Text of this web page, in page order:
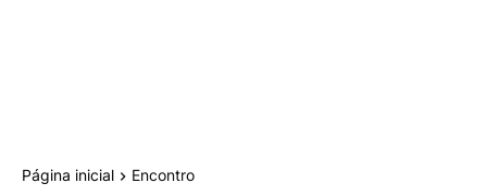
Página inicial Encontro